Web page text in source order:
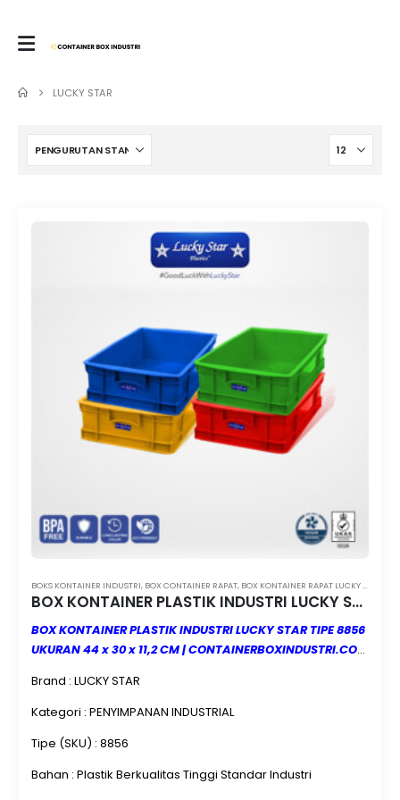
LUCKY STAR
BOKS KONTAINER INDUSTRI, BOX CONTAINER RAPAT, BOX KONTAINER RAPAT LUCKY STAR
BOX KONTAINER PLASTIK INDUSTRI LUCKY STAR TIPE 8856 UKURAN 44 x 30 x 11,2 CM
BOX KONTAINER PLASTIK INDUSTRI LUCKY STAR TIPE 8856
UKURAN 44 x 30 x 11,2 CM | CONTAINERBOXINDUSTRI.COM
INDONESIABOX KONTAINER PLASTIK INDUSTRI LUCKY STAR
TIPE 8856 merupakan wadah penyimpanan berbahan
untuk kebutuhan penyimpanan dan distribusi barang.
Produk ini memiliki struktur yang kuat, ringan, mudah
dipindahkan, serta tahan terhadap penggunaan jangka
Brand : LUCKY STAR
Kategori : PENYIMPANAN INDUSTRIAL
Tipe (SKU) : 8856
Bahan : Plastik Berkualitas Tinggi Standar Industri